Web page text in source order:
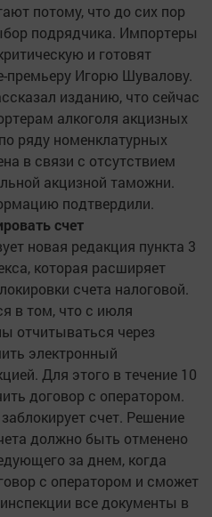
потому, что до сих пор
подрядчика. Импортеры
и готовят
премьеру Игорю Шувалову.
изданию, что сейчас
алкоголя акцизных
ряду номенклатурных
в связи с отсутствием
акцизной таможни.
подтвердили.
счет
новая редакция пункта 3
которая расширяет
счета налоговой.
в том, что с июля
отчитываться через
электронный
Для этого в течение 10
договор с оператором.
счет. Решение
должно быть отменено
за днем, когда
с оператором и сможет
все документы в